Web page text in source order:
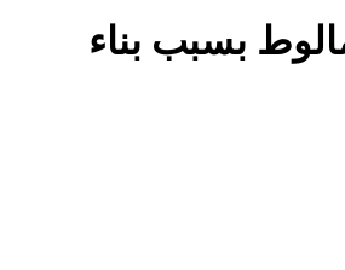
بسبب بناء